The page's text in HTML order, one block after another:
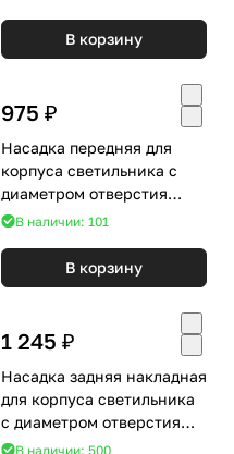
В корзину
975 ₽
Насадка передняя для
корпуса светильника с
диаметром отверстия
D70mm Ambrella DIY Spot
В наличии: 101
В корзину
1 245 ₽
Насадка задняя накладная
для корпуса светильника
с диаметром отверстия
D60mm Ambrella DIY Spot
В наличии: 500